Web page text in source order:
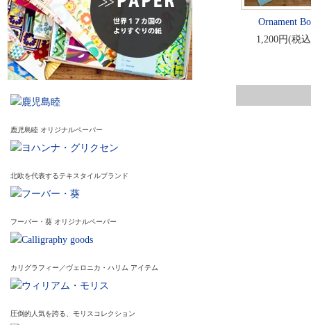
鹿児島睦 オリジナルペーパー
北欧を代表するテキスタイルブランド
フーバー・葵 オリジナルペーパー
カリグラフィー／ヴェロニカ・ハリム アイテム
圧倒的人気を誇る、モリスコレクション
Ornament
1,200円(税